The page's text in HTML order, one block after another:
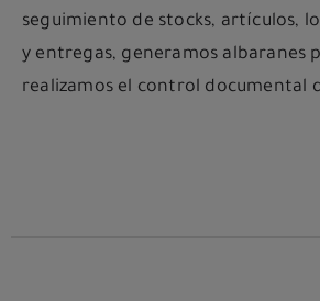
seguimiento de stocks, artículos,
y entregas, generamos albaranes
realizamos el control documental